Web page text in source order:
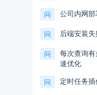
问 公司内网
问 后端安装
问
每次查询
速优化
问 定时任务